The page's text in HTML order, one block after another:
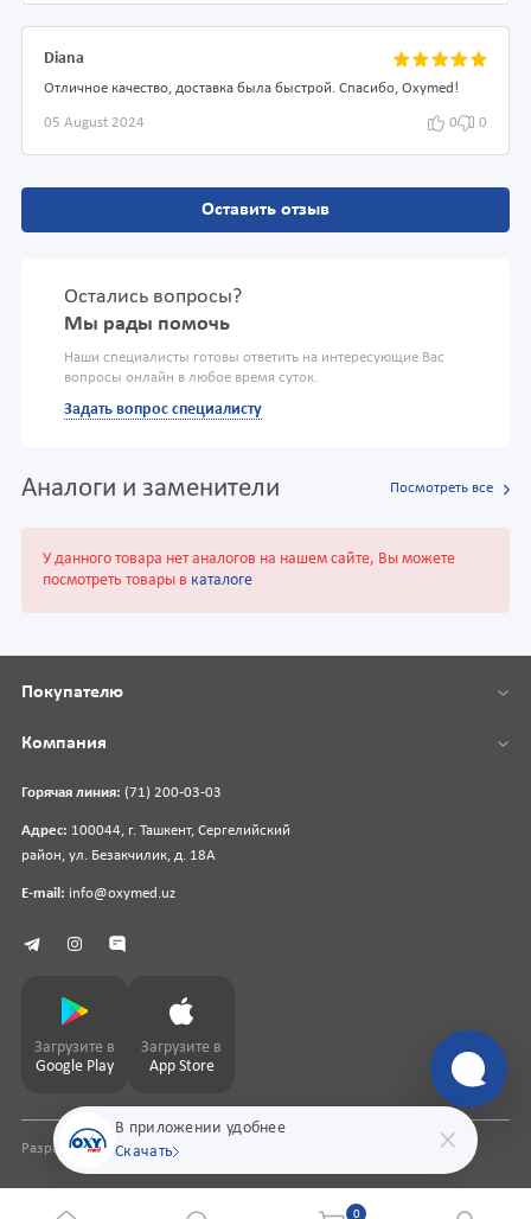
Diana
Отличное качество, доставка была быстрой. Спасибо, Oxymed!
05 August 2024 0 0
Оставить отзыв
Остались вопросы?
Мы рады помочь
Наши специалисты готовы ответить на интересующие Вас
вопросы онлайн в любое время суток.
Задать вопрос специалисту
Аналоги и заменители Посмотреть все
У данного товара нет аналогов на нашем сайте, Вы можете
посмотреть товары в каталоге
В приложении удобнее
Скачать
Горячая линия: (71) 200-03-03
Адрес: 100044, г. Ташкент, Сергелийский
район, ул. Безакчилик, д. 18А
E-mail: info@oxymed.uz
Покупателю
Компания
Загрузите в
Google Play
Загрузите в
App Store
Разработка сайтаpharmit.uz
0